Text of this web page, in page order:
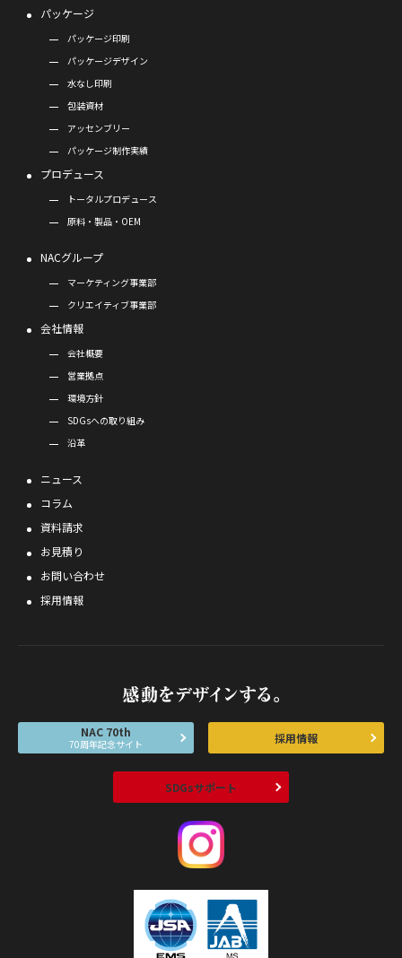
パッケージ
パッケージ印刷
パッケージデザイン
水なし印刷
包装資材
アッセンブリー
パッケージ制作実績
プロデュース
トータルプロデュース
原料・製品・OEM
NACグループ
マーケティング事業部
クリエイティブ事業部
会社情報
会社概要
営業拠点
環境方針
SDGsへの取り組み
沿革
ニュース
コラム
資料請求
お見積り
お問い合わせ
採用情報
NAC 70th
70周年記念サイト 採用情報
SDGsサポート